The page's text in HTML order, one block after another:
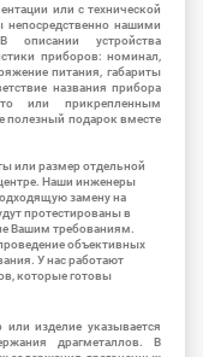
или с технической
непосредственно нашими
описании устройства
приборов: номинал,
питания, габариты
названия прибора
или прикрепленным
полезный подарок вместе
или размер отдельной
Наши инженеры
замену на
протестированы в
Вашим требованиям.
объективных
У нас работают
которые готовы
изделие указывается
драгметаллов. В